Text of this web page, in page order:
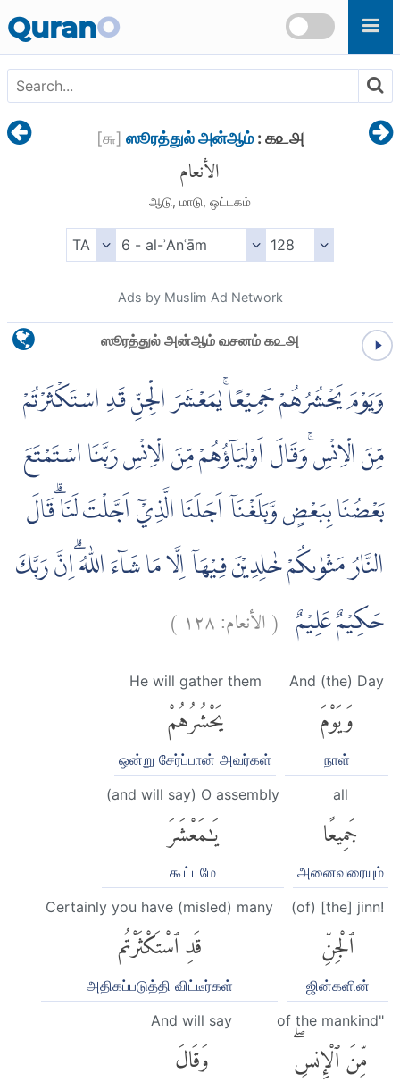
QuranO
[௬] ஸூரத்துல் அன்ஆம்: ௧௨௮
الأنعام
ஆடு, மாடு, ஒட்டகம்
Ads by Muslim Ad Network
ஸூரத்துல் அன்ஆம் வசனம் ௧௨௮
وَيَوْمَ يَحْشُرُهُمْ جَمِيْعًاۚ يٰمَعْشَرَ الْجِنِّ قَدِ اسْتَكْثَرْتُمْ
مِّنَ الْاِنْسِ ۚوَقَالَ اَوْلِيَاۤؤُهُمْ مِّنَ الْاِنْسِ رَبَّنَا اسْتَمْتَعَ
بَعْضُنَا بِبَعْضٍ وَّبَلَغْنَآ اَجَلَنَا الَّذِيْٓ اَجَّلْتَ لَنَا ۗقَالَ
النَّارُ مَثْوٰىكُمْ خٰلِدِيْنَ فِيْهَآ اِلَّا مَا شَاۤءَ اللّٰهُ ۗاِنَّ رَبَّكَ
حَكِيْمٌ عَلِيْمٌ (الأنعام:١٢٨ )
And (the) Day
وَيَوْمَ
நாள்
He will gather them
يَحْشُرُهُمْ
ஒன்று சேர்ப்பான் அவர்கள்
all
جَمِيعًا
அனைவரையும்
(and will say) O assembly
يَٰمَعْشَرَ
கூட்டமே
(of) [the] jinn!
ٱلْجِنِّ
ஜின்களின்
Certainly you have (misled) many
قَدِ ٱسْتَكْثَرْتُم
அதிகப்படுத்தி விட்டீர்கள்
of the mankind"
مِّنَ ٱلْإِنسِۖ
And will say
وَقَالَ